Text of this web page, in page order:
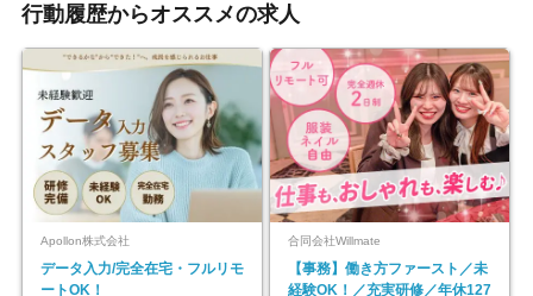
行動履歴からオススメの求人
Apollon株式会社
データ入力/完全在宅・フルリモ
ートOK！
合同会社Willmate
【事務】働き方ファースト／未
経験OK！／充実研修／年休127